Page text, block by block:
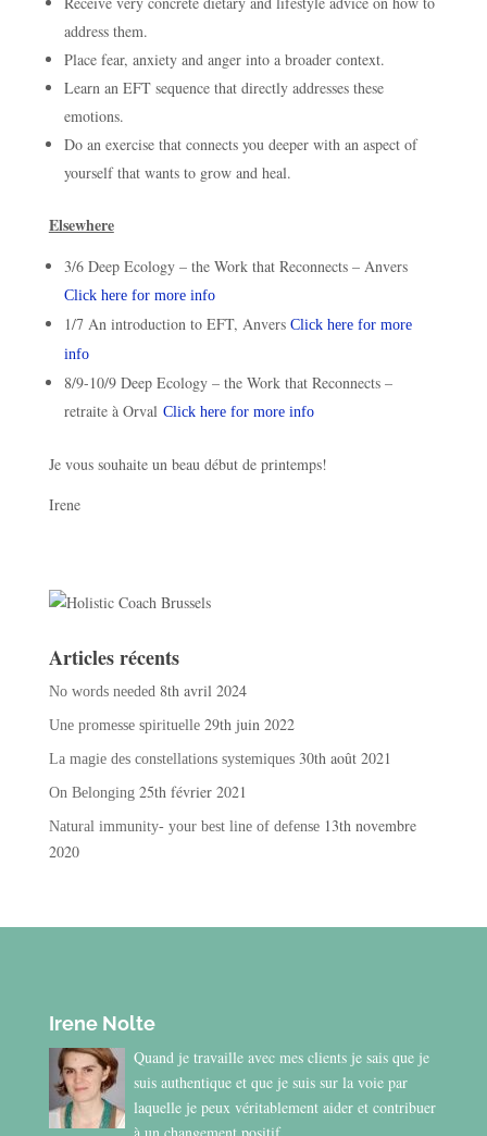
address them.
Place fear, anxiety and anger into a broader context.
Learn an EFT sequence that directly addresses these
emotions.
Do an exercise that connects you deeper with an aspect of
yourself that wants to grow and heal.
Elsewhere
3/6 Deep Ecology – the Work that Reconnects – Anvers
Click here for more info
1/7 An introduction to EFT, Anvers Click here for more
info
8/9-10/9 Deep Ecology – the Work that Reconnects –
retraite à Orval Click here for more info
Je vous souhaite un beau début de printemps!
Irene
Articles récents
No words needed 8th avril 2024
Une promesse spirituelle 29th juin 2022
La magie des constellations systemiques 30th août 2021
On Belonging 25th février 2021
Natural immunity- your best line of defense 13th novembre
2020
Irene Nolte
Quand je travaille avec mes clients je sais que je
suis authentique et que je suis sur la voie par
laquelle je peux véritablement aider et contribuer